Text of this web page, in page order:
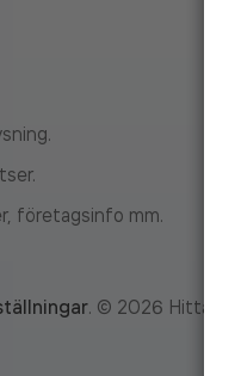
företagsinfo mm.
. © 2026 Hitta.se